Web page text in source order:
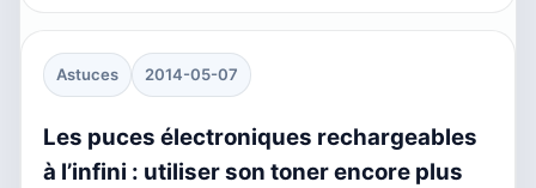
Astuces 2014-05-07
Les puces électroniques rechargeables
à l’infini : utiliser son toner encore plus